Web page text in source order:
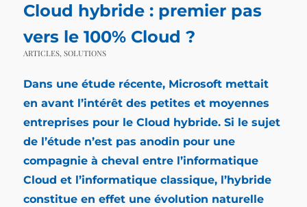
Cloud hybride : premier pas
vers le 100% Cloud ?
ARTICLES, SOLUTIONS
Dans une étude récente, Microsoft mettait
en avant l’intérêt des petites et moyennes
entreprises pour le Cloud hybride. Si le sujet
de l’étude n’est pas anodin pour une
compagnie à cheval entre l’informatique
Cloud et l’informatique classique, l’hybride
constitue en effet une évolution naturelle